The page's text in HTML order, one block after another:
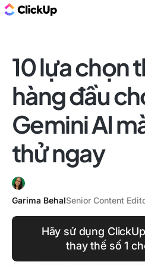
10 lựa chọn
hàng đầu
Gemini AI
thử ngay
Garima BehalSenior Content
Hãy sử dụng
thay thế số 1